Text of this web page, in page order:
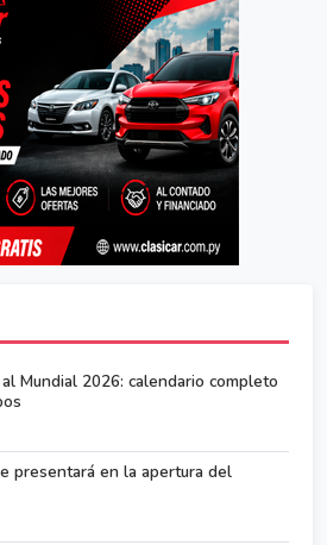
Mundial 2026: calendario completo
presentará en la apertura del